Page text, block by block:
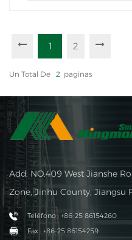
1 2
Un Total De 2 Paginas
Add: NO.409 West Jianshe
Zone, Jinhu County, Jiangsu
Teléfono : +86-25 86154260
Fax : +86-25 86154259